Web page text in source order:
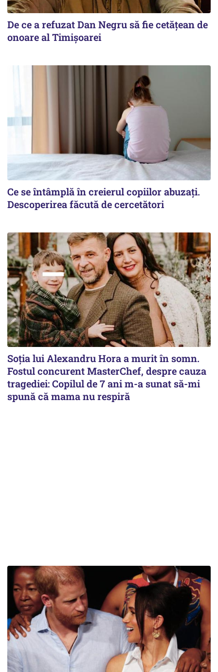
De ce a refuzat Dan Negru să fie cetățean de
onoare al Timișoarei
Ce se întâmplă în creierul copiilor abuzați.
Descoperirea făcută de cercetători
Soția lui Alexandru Hora a murit în somn.
Fostul concurent MasterChef, despre cauza
tragediei: Copilul de 7 ani m-a sunat să-mi
spună că mama nu respiră